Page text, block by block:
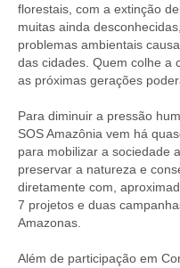
florestais, com a extinção
muitas ainda
problemas ambientais
das cidades. Quem colhe a
as próximas gerações
Para diminuir a pressão
SOS Amazônia vem há
para mobilizar a sociedade
preservar a natureza e
diretamente com,
7 projetos e duas
Amazonas.
Além de participação em